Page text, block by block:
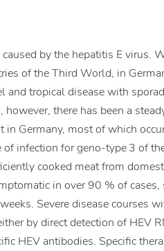
by the hepatitis E virus.
of the Third World, in
and tropical disease with
there has been a
in Germany, most of which
of infection for geno-type 3 of
cooked meat from
in over 90 % of
Severe disease courses
by direct detection of HEV
HEV antibodies. Specific